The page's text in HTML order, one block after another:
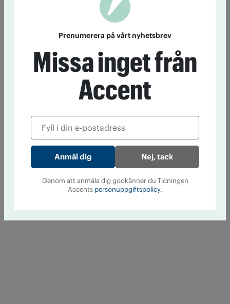
Prenumerera på vårt nyhetsbrev
Missa inget från
Accent
Nej, tack
Genom att anmäla dig godkänner du Tidningen
Accents personuppgiftspolicy.